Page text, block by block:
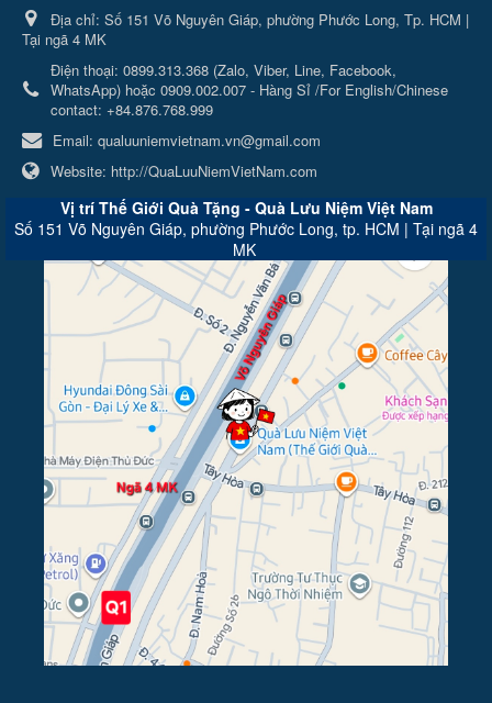
Địa chỉ: Số 151 Võ Nguyên Giáp, phường Phước Long, Tp. HCM |
Tại ngã 4 MK
Điện thoại: 0899.313.368 (Zalo, Viber, Line, Facebook,
WhatsApp) hoặc 0909.002.007 - Hàng Sỉ /For English/Chinese
contact: +84.876.768.999
Email: qualuuniemvietnam.vn@gmail.com
Website: http://QuaLuuNiemVietNam.com
Vị trí Thế Giới Quà Tặng - Quà Lưu Niệm Việt Nam
Số 151 Võ Nguyên Giáp, phường Phước Long, tp. HCM | Tại ngã 4
MK